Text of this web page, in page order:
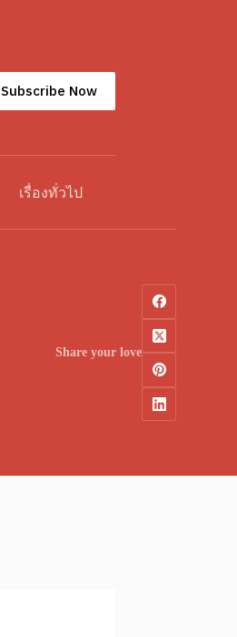
Subscribe Now
เรื่องทั่วไป
Share your love